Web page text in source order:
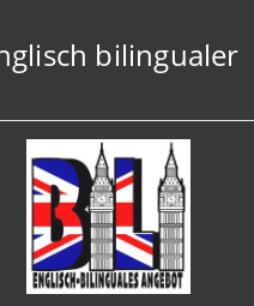
bilingualer